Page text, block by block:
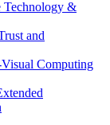
Technology &
and
Computing